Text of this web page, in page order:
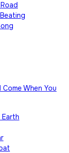
When You